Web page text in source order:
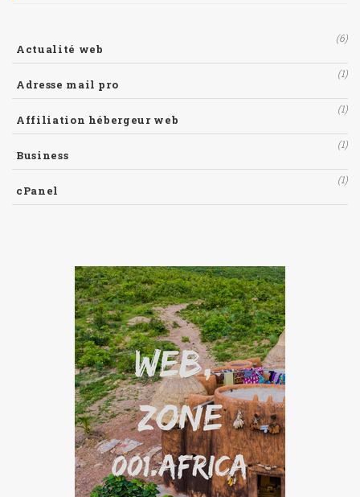
(6)
Actualité web
(1)
Adresse mail pro
(1)
Affiliation hébergeur web
(1)
Business
(1)
cPanel